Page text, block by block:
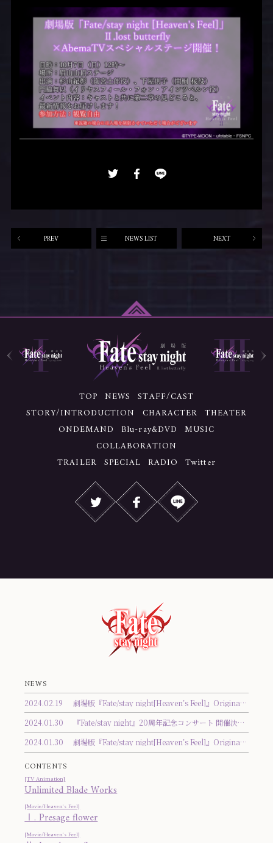
PREV NEWS LIST NEXT
TOP NEWS STAFF/CAST
STORY/INTRODUCTION CHARACTER THEATER
ONDEMAND Blu-ray&DVD MUSIC
COLLABORATION
TRAILER SPECIAL RADIO Twitter
NEWS
2024.02.19
劇場版『Fate/stay night[Heaven’s Feel]』Original Soundtrack トラックリスト公開！
2024.01.30
『Fate/stay night』20周年記念コンサート 開催決定！
2024.01.30
劇場版『Fate/stay night[Heaven’s Feel]』Original Soundtrack 発売決定！
CONTENTS
[TV Animation]
Unlimited Blade Works
[Movie/Heaven's Feel]
Ⅰ. Presage flower
[Movie/Heaven's Feel]